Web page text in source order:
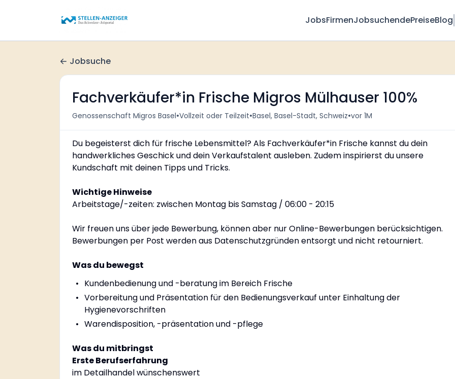
JobsFirmenJobsuchendePreiseBlog
Jobsuche
Fachverkäufer*in Frische Migros Mülhauser 100%
Genossenschaft Migros Basel•Vollzeit oder Teilzeit•Basel, Basel-Stadt, Schweiz•vor 1M
Du begeisterst dich für frische Lebensmittel? Als Fachverkäufer*in Frische kannst du dein
handwerkliches Geschick und dein Verkaufstalent ausleben. Zudem inspirierst du unsere
Kundschaft mit deinen Tipps und Tricks.
Wichtige Hinweise
Arbeitstage/-zeiten: zwischen Montag bis Samstag / 06:00 - 20:15
Wir freuen uns über jede Bewerbung, können aber nur Online-Bewerbungen berücksichtigen.
Bewerbungen per Post werden aus Datenschutzgründen entsorgt und nicht retourniert.
Was du bewegst
Kundenbedienung und -beratung im Bereich Frische
Vorbereitung und Präsentation für den Bedienungsverkauf unter Einhaltung der
Hygienevorschriften
Warendisposition, -präsentation und -pflege
Was du mitbringst
Erste Berufserfahrung
im Detailhandel wünschenswert